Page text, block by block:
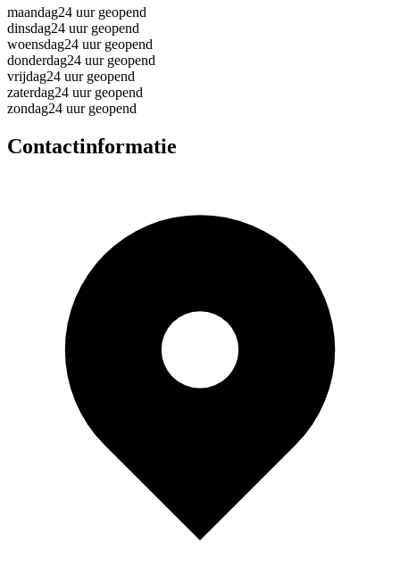
maandag24 uur geopend
dinsdag24 uur geopend
woensdag24 uur geopend
donderdag24 uur geopend
vrijdag24 uur geopend
zaterdag24 uur geopend
zondag24 uur geopend
Contactinformatie